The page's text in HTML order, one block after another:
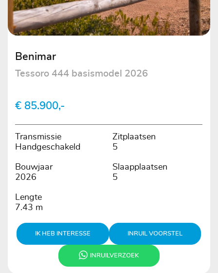
Benimar
Tessoro 444 basismodel 2026
€ 85.900,-
Transmissie
Handgeschakeld
Zitplaatsen
5
Bouwjaar
2026
Slaapplaatsen
5
Lengte
7.43 m
IK HEB INTERESSE INRUIL VOORSTEL
INRUILVERZOEK